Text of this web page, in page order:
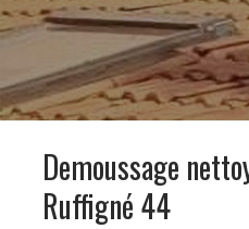
Demoussage
Ruffigné 44